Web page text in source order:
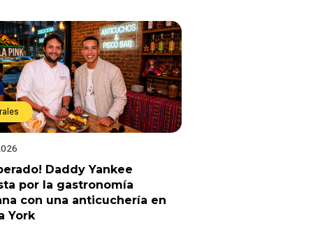
Daddy Yankee
por la gastronomía
con una anticuchería en
York